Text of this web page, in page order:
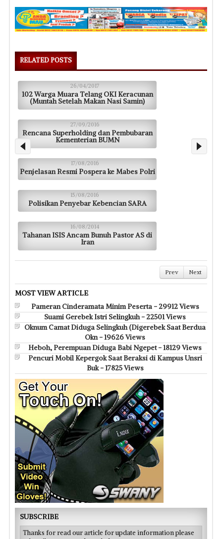
RELATED POSTS
26/04/2017
102 Warga Muara Telang OKI Keracunan
(Muntah Setelah Makan Nasi Samin)
27/09/2016
Rencana Superholding dan Pembubaran
Kementerian BUMN
17/08/2016
Penjelasan Resmi Pospera ke Mabes Polri
15/08/2016
Polisikan Penyebar Kebencian SARA
16/08/2014
Tahanan ISIS Ancam Bunuh Pastor AS di
Iran
Prev Next
MOST VIEW ARTICLE
Pameran Cinderamata Minim Peserta - 29912 Views
Suami Gerebek Istri Selingkuh - 22501 Views
Oknum Camat Diduga Selingkuh (Digerebek Saat Berdua
Okn - 19626 Views
Heboh, Perempuan Diduga Babi Ngepet - 18129 Views
Pencuri Mobil Kepergok Saat Beraksi di Kampus Unsri
Buk - 17825 Views
SUBSCRIBE
Thanks for read our article for update information please